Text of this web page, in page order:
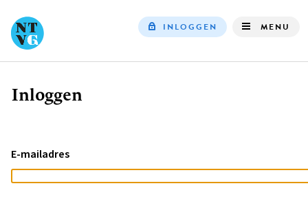
INLOGGEN MENU
Kruimelpad
Inloggen
E-mailadres